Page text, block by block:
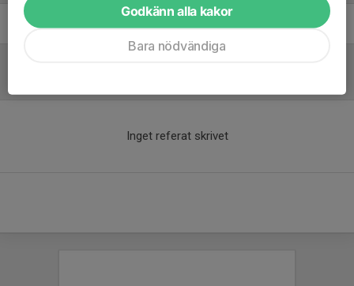
Inget referat skrivet
Godkänn alla kakor
Bara nödvändiga